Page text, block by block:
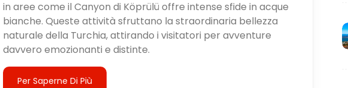
in aree come il Canyon di Köprülü offre intense sfide in acque
bianche. Queste attività sfruttano la straordinaria bellezza
naturale della Turchia, attirando i visitatori per avventure
davvero emozionanti e distinte.
Per Saperne Di Più